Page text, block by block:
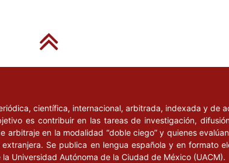
científica, internacional, arbitrada, indexada y de
es contribuir en las tareas de investigación,
arbitraje en la modalidad “doble ciego” y quienes
Se publica en lengua española y en formato
Universidad Autónoma de la Ciudad de México (UACM).